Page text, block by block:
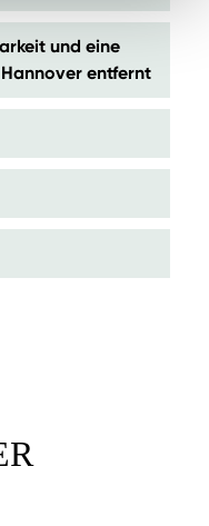
und eine
entfernt